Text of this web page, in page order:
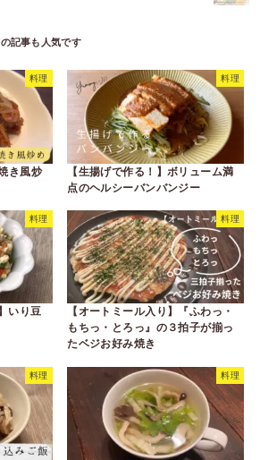
料理
き風炒
料理
【生揚げで作る！】ボリューム満
点のヘルシーバンバンジー
料理
いり豆
料理
【オートミール入り】『ふわっ・
もちっ・とろっ』の３拍子が揃っ
たベジお好み焼き
料理 料理